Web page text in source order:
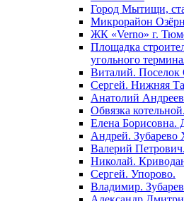
Город Мытищи,
Микрорайон
ЖК «Verno» г.
Площадка
угольного
Виталий. Поселок
Сергей. Нижняя
Анатолий
Обвязка
Елена Борисовна.
Андрей. Зубарево
Валерий
Николай.
Сергей. Упорово.
Владимир.